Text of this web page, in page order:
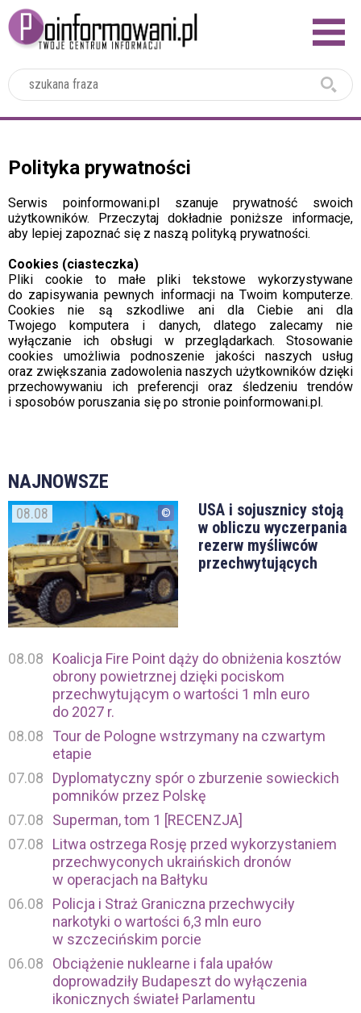
Polityka prywatności
Serwis poinformowani.pl szanuje prywatność swoich
użytkowników. Przeczytaj dokładnie poniższe informacje,
aby lepiej zapoznać się z naszą polityką prywatności.
Cookies (ciasteczka)
Pliki cookie to małe pliki tekstowe wykorzystywane
do zapisywania pewnych informacji na Twoim komputerze.
Cookies nie są szkodliwe ani dla Ciebie ani dla
Twojego komputera i danych, dlatego zalecamy nie
wyłączanie ich obsługi w przeglądarkach. Stosowanie
cookies umożliwia podnoszenie jakości naszych usług
oraz zwiększania zadowolenia naszych użytkowników dzięki
przechowywaniu ich preferencji oraz śledzeniu trendów
i sposobów poruszania się po stronie poinformowani.pl.
NAJNOWSZE
08.08
USA i sojusznicy stoją
w obliczu wyczerpania
rezerw myśliwców
przechwytujących
08.08
Koalicja Fire Point dąży do obniżenia kosztów
obrony powietrznej dzięki pociskom
przechwytującym o wartości 1 mln euro
do 2027 r.
08.08
Tour de Pologne wstrzymany na czwartym
etapie
07.08
Dyplomatyczny spór o zburzenie sowieckich
pomników przez Polskę
07.08
Superman, tom 1 [RECENZJA]
07.08
Litwa ostrzega Rosję przed wykorzystaniem
przechwyconych ukraińskich dronów
w operacjach na Bałtyku
06.08
Policja i Straż Graniczna przechwyciły
narkotyki o wartości 6,3 mln euro
w szczecińskim porcie
06.08
Obciążenie nuklearne i fala upałów
doprowadziły Budapeszt do wyłączenia
ikonicznych świateł Parlamentu